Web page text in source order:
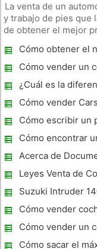
La venta de un
y trabajo de pies que
de obtener el mejor
únase a registros
lleno
Cómo obtener el
fuera un Título
Cómo vender un
¿Cuál es la
privada y una
Automóviles?
Cómo vender
Cómo escribir un
venta
Cómo encontrar
imprimir
Acerca de
vender un coche
Leyes Venta de
Suzuki Intruder
Cómo vender
Cómo vender un
del Banco
Cómo sacar el